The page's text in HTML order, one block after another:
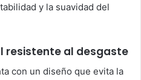
y la suavidad del
resistente al desgaste
con un diseño que evita la